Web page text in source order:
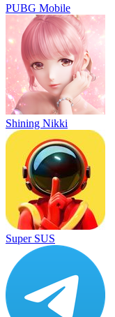
PUBG Mobile
Shining Nikki
Super SUS